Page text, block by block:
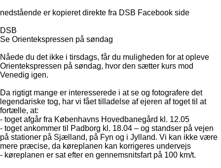
nedstående er kopieret direkte fra DSB Facebook side
DSB
Se Orientekspressen på søndag
Nåede du det ikke i tirsdags, får du muligheden for at opleve
Orientekspressen på søndag, hvor den sætter kurs mod
Venedig igen.
Da rigtigt mange er interesserede i at se og fotografere det
legendariske tog, har vi fået tilladelse af ejeren af toget til at
fortælle, at:
- toget afgår fra Københavns Hovedbanegård kl. 12.05
- toget ankommer til Padborg kl. 18.04 – og standser på vejen
på stationer på Sjælland, på Fyn og i Jylland. Vi kan ikke være
mere præcise, da køreplanen kan korrigeres undervejs
- køreplanen er sat efter en gennemsnitsfart på 100 km/t.